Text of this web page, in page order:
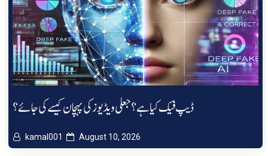
ڈیپ فیک کیا ہے؟ جعلی ویڈیوز کی پہچان کیسے کی جائے؟
kamal001 August 10, 2026